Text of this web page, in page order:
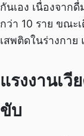
กันเอง เนื่องจาก
กว่า 10 ราย ขณะ
เสพติดในร่างกา
แรงงานเวี
ขับ